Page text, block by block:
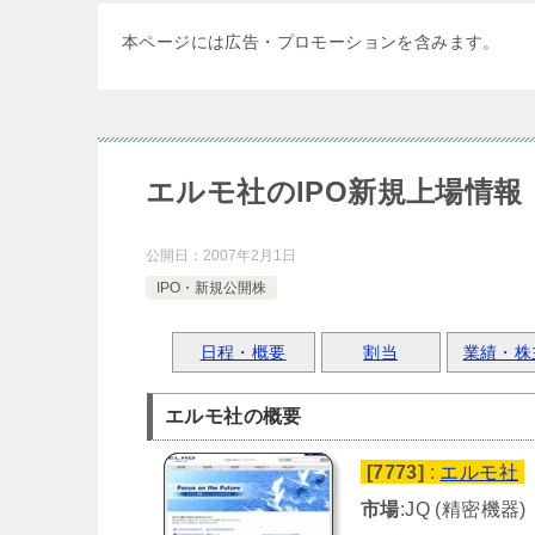
本ページには広告・プロモーションを含みます。
エルモ社のIPO新規上場情報
公開日： 2007年2月1日
IPO・新規公開株
日程・概要 割当 業績・株
エルモ社の概要
[7773] : エルモ社
市場:JQ (精密機器)